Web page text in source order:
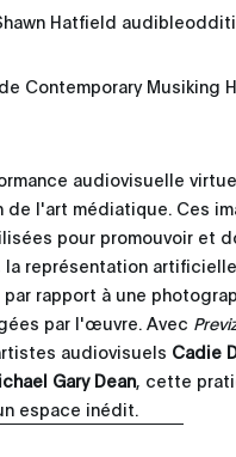
Hatfield
Contemporary Musiking
audiovisuelle
de l'art médiatique. Ces
pour promouvoir et
la représentation
rapport à une
par l'œuvre. Avec
audiovisuels Cadie
Gary Dean, cette
espace inédit.